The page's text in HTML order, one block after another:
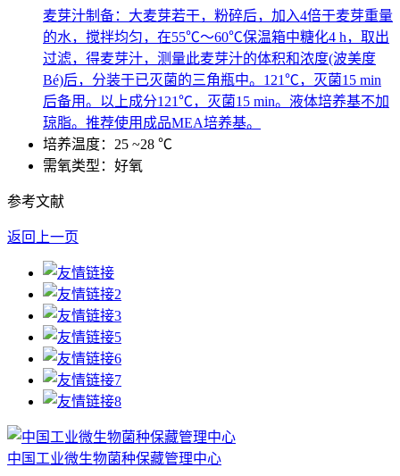
麦芽汁制备：大麦芽若干，粉碎后，加入4倍于麦芽重量
的水，搅拌均匀，在55℃～60℃保温箱中糖化4 h，取出
过滤，得麦芽汁，测量此麦芽汁的体积和浓度(波美度
Bé)后，分装于已灭菌的三角瓶中。121℃，灭菌15 min
后备用。以上成分121℃，灭菌15 min。液体培养基不加
琼脂。推荐使用成品MEA培养基。
培养温度：25 ~28 ℃
需氧类型：好氧
参考文献
返回上一页
中国工业微生物菌种保藏管理中心